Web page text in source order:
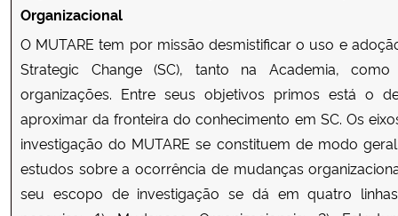
Ministério da Cidadania
Ministério da Saúde
Ministério de Minas e Energia
Organizacional
O MUTARE tem por missão desmistificar o uso e
Strategic Change (SC), tanto na Academia,
organizações. Entre seus objetivos primos está o
aproximar da fronteira do conhecimento em SC. Os
investigação do MUTARE se constituem de modo
estudos sobre a ocorrência de mudanças
seu escopo de investigação se dá em quatro